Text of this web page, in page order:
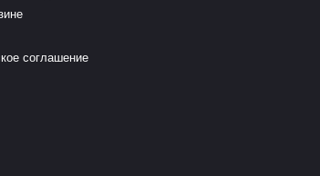
соглашение